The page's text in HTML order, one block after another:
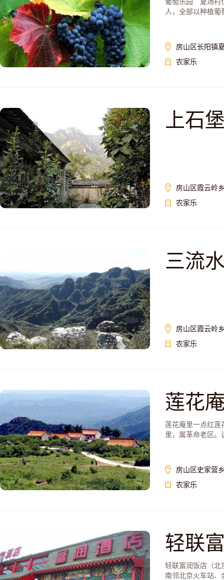
葡萄乐园 夏场村
人，全部以种植葡
房山区长阳镇
农家乐
上石
房山区霞云岭
农家乐
三流
房山区霞云岭
农家乐
莲花
莲花庵里一点红莲
里，属革命老区。
房山区史家营
农家乐
轻联
轻联富润饭店（北
南邻北京火车站、